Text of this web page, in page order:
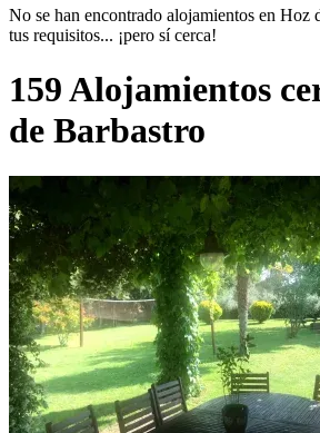
No se han encontrado alojamientos en Hoz
tus requisitos... ¡pero sí cerca!
159 Alojamientos
de Barbastro